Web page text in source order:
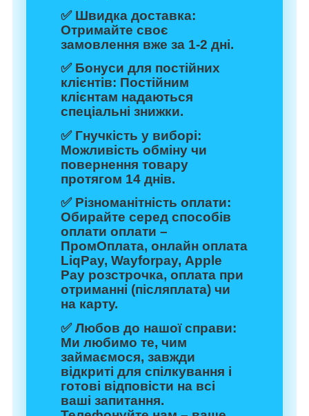
✅ Швидка доставка:
Отримайте своє
замовлення вже за 1-2 дні.
✅ Бонуси для постійних
клієнтів: Постійним
клієнтам надаються
спеціальні знижки.
✅ Гнучкість у виборі:
Можливість обміну чи
повернення товару
протягом 14 днів.
✅ Різноманітність оплати:
Обирайте серед способів
оплати оплати –
ПромОплата, онлайн оплата
LiqPay, Wayforpay, Apple
Pay розстрочка, оплата при
отриманні (післяплата) чи
на карту.
✅Любов до нашої справи:
Ми любимо те, чим
займаємося, завжди
відкриті для спілкування і
готові відповісти на всі
ваші запитання.